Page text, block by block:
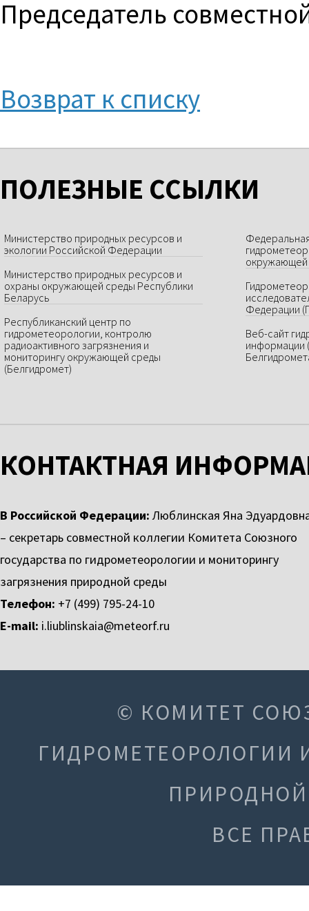
Председатель
Возврат к списку
ПОЛЕЗНЫЕ ССЫЛКИ
Министерство природных ресурсов и
экологии Российской Федерации
Министерство природных ресурсов и
охраны окружающей среды Республики
Беларусь
Республиканский центр по
гидрометеорологии, контролю
радиоактивного загрязнения и
мониторингу окружающей среды
(Белгидромет)
окружающей
Федерации
Веб-сайт
информации
КОНТАКТНАЯ
В Российской Федерации:Люблинская Яна
– секретарь совместной коллегии Комитета Союзного
государства по гидрометеорологии и мониторингу
загрязнения природной среды
Телефон: +7 (499) 795-24-10
E-mail: i.liublinskaia@meteorf.ru
© КОМИТЕТ
ГИДРОМЕТЕОРОЛОГИИ
ПРИРОДНОЙ
ВСЕ